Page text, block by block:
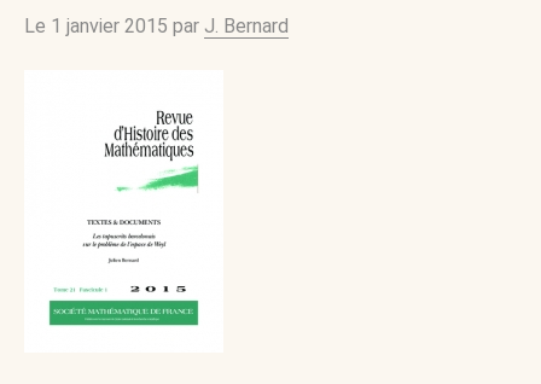
Le 1 janvier 2015 par J. Bernard